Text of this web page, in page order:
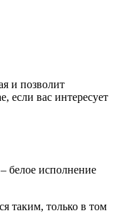
и позволит
если вас интересует
белое исполнение
таким, только в том